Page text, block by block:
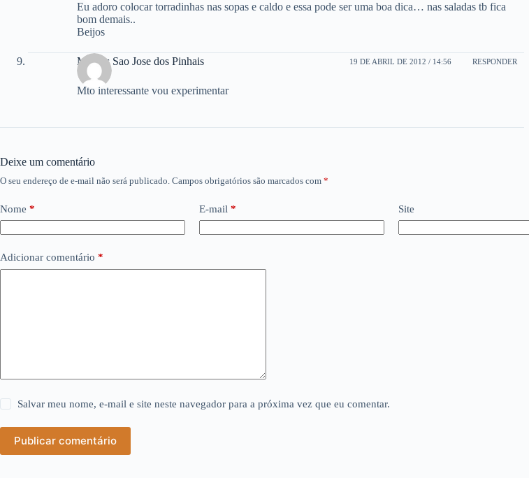
Eu adoro colocar torradinhas nas sopas e caldo e essa pode ser uma boa dica… nas saladas tb fica
bom demais..
Beijos
Moveis Sao Jose dos Pinhais 19 DE ABRIL DE 2012 / 14:56 RESPONDER
Mto interessante vou experimentar
Deixe um comentário
O seu endereço de e-mail não será publicado. Campos obrigatórios são marcados com *
Nome * E-mail * Site
Adicionar comentário *
Salvar meu nome, e-mail e site neste navegador para a próxima vez que eu comentar.
Publicar comentário